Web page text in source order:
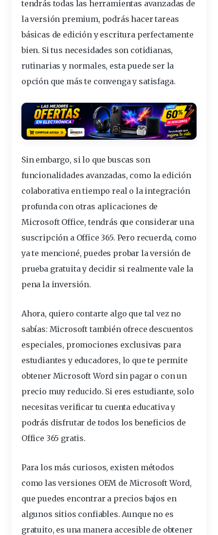
tendrás todas las herramientas avanzadas de
la versión premium, podrás hacer tareas
básicas de edición y escritura perfectamente
bien. Si tus necesidades son cotidianas,
rutinarias y normales, esta puede ser la
opción que más te convenga y satisfaga.
Sin embargo, si lo que buscas son
funcionalidades avanzadas, como la edición
colaborativa en tiempo real o la integración
profunda con otras aplicaciones de
Microsoft Office, tendrás que considerar una
suscripción a Office 365. Pero recuerda, como
ya te mencioné, puedes probar la versión de
prueba gratuita y decidir si realmente vale la
pena la inversión.
Ahora, quiero contarte algo que tal vez no
sabías: Microsoft también ofrece descuentos
especiales, promociones exclusivas para
estudiantes y educadores, lo que te permite
obtener Microsoft Word sin pagar o con un
precio muy reducido. Si eres estudiante, solo
necesitas verificar tu cuenta educativa y
podrás disfrutar de todos los beneficios de
Office 365 gratis.
Para los más curiosos, existen métodos
como las versiones OEM de Microsoft Word,
que puedes encontrar a precios bajos en
algunos sitios confiables. Aunque no es
gratuito, es una manera accesible de obtener